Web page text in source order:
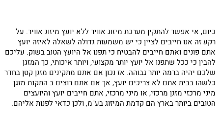
כיום, אי אפשר להתקין מערכת מיזוג אוויר ללא יועץ מיזוג אוויר. על
רקע זה אנו חייבים לציין כי יש משמעות גדולה לשאלה לאיזה יועץ
אתם פונים ואתם חייבים להבטיח כי תפנו אל היועץ הטוב בשוק. עליכם
להבין כי ככל שתפנו אל יועץ יותר מקצועי, ויותר איכותי, כך המזגן
שלכם יהיה ברמה יותר גבוהה. אז נכון אם אתם מתקינים מזגן קטן בחדר
כלשהו בבית אתם לא צריכים יועץ, אך אם אתם רוצים ב התקנת מזגן
מיני מרכזי מזגן מרכזי, או מיני מרכזי, אתם חייבים יועץ והיועצים
הטובים ביותר בארץ הם קדמת המיזוג בע"מ, ולכן כדאי לפנות אליהם.